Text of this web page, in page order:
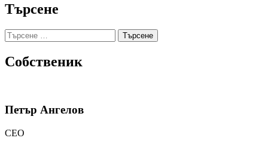
Търсене
Търсене
за:
Собственик
Петър Ангелов
CEO